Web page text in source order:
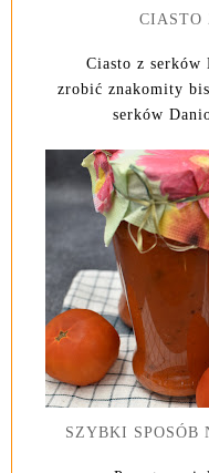
CIASTO
Ciasto z serków
zrobić znakomity
serków
SZYBKI SPOSÓB